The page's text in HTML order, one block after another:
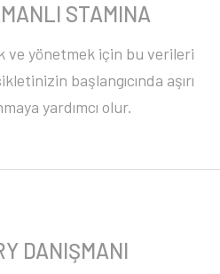
STAMINA
ve yönetmek için bu verileri
başlangıcında aşırı
yardımcı olur.
DANIŞMANI